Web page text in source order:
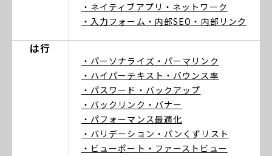
・ネイティブアプリ ・ネットワーク
・入力フォーム ・内部SEO ・内部リンク
は行
・パーソナライズ ・パーマリンク
・ハイパーテキスト ・バウンス率
・パスワード ・バックアップ
・バックリンク ・バナー
・パフォーマンス最適化
・バリデーション ・パンくずリスト
・ビューポート ・ファーストビュー